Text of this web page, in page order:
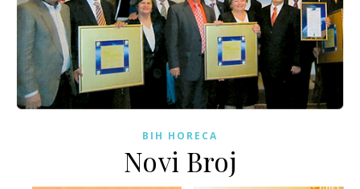
BIH HORECA
Novi Broj